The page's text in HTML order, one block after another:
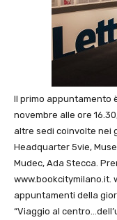
Il primo appuntamento
novembre alle ore
altre sedi coinvolte nei
Headquarter 5vie,
Mudec, Ada Stecca.
www.bookcitymilano.it.
appuntamenti della
“Viaggio al